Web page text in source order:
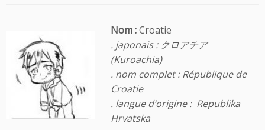
Nom :Croatie
. japonais : クロアチア
(Kuroachia)
. nom complet :République de
Croatie
. langue d’origine : Republika
Hrvatska